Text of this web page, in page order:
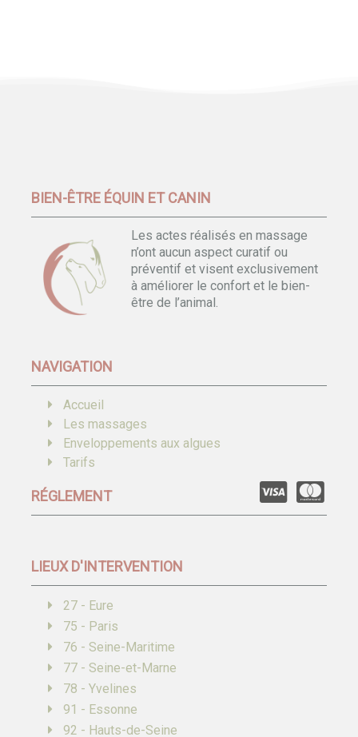
BIEN-ÊTRE ÉQUIN ET CANIN
Les actes réalisés en massage
n’ont aucun aspect curatif ou
préventif et visent exclusivement
à améliorer le confort et le bien-
être de l’animal.
NAVIGATION
Accueil
Les massages
Enveloppements aux algues
Tarifs
RÉGLEMENT
LIEUX D'INTERVENTION
27 - Eure
75 - Paris
76 - Seine-Maritime
77 - Seine-et-Marne
78 - Yvelines
91 - Essonne
92 - Hauts-de-Seine